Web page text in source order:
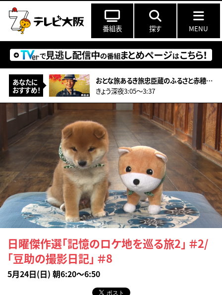
番組表 探す MENU
あなたに
おすすめ！
おとな旅あるき旅忠臣蔵のふるさと赤穂！大石内蔵助ゆかりのものが登場＆ハモ料理
きょう深夜3:05〜3:37
日曜傑作選「記憶のロケ地を巡る旅2」 ＃2/
「豆助の撮影日記」 ＃8
5月24日(日) 朝6:20～6:50